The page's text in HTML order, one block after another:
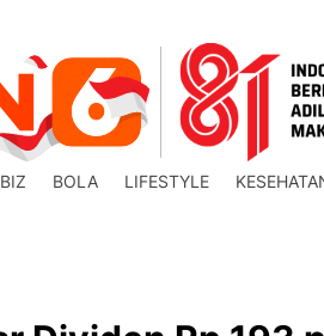
BOLA LIFESTYLE